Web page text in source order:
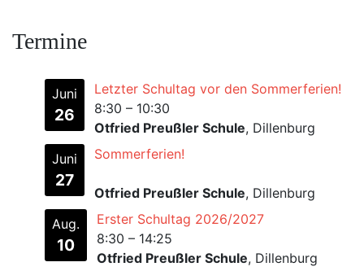
Termine
Juni
26
Letzter Schultag vor den Sommerferien!
8:30 – 10:30
Otfried Preußler Schule, Dillenburg
Juni
27
Sommerferien!
Otfried Preußler Schule, Dillenburg
Aug.
10
Erster Schultag 2026/2027
8:30 – 14:25
Otfried Preußler Schule, Dillenburg